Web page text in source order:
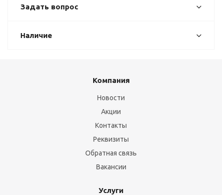
Задать вопрос
Наличие
Компания
Новости
Акции
Контакты
Реквизиты
Обратная связь
Вакансии
Услуги